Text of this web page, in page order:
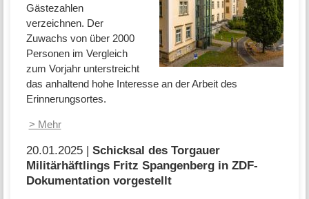
Gästezahlen
verzeichnen. Der
Zuwachs von über 2000
Personen im Vergleich
zum Vorjahr unterstreicht
das anhaltend hohe Interesse an der Arbeit des
Erinnerungsortes.
> Mehr
20.01.2025 | Schicksal des Torgauer
Militärhäftlings Fritz Spangenberg in ZDF-
Dokumentation vorgestellt